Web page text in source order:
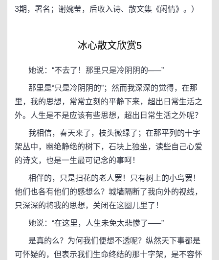
3期，署名；谢婉莹，后收入诗、散文集《闲情》。）
冰心散文欣赏5
她说：“不去了！那里只是冷阴阴的─—”
那里是“只是冷阴阴的”；然而我深深的觉得，在那
里，我的思想，常常立刻的平静下来，超出日常生活之
外。人生是不是应该有些思想，超出日常生活之外呢？
我相信，春天来了，枝头微绿了；在那平列的十字
架丛中，幽绝静绝的树下，石块上独坐，读些自己心爱
的诗文，也是一生最可记念的事呵！
相伴的，只是扫花的老人罢！只有树上的小鸟罢！
他们也各有他们的感想么？城墙隔断了我向外的视线，
只深深的将我的思想，关闭在这圈儿里了！
她说：“在这里，人生未免太悲惨了─—”
是真的么？为何我们便想不透呢？纵然天下事都是
可怀疑的，但表示我们生命终结的那十字架，是不容怀